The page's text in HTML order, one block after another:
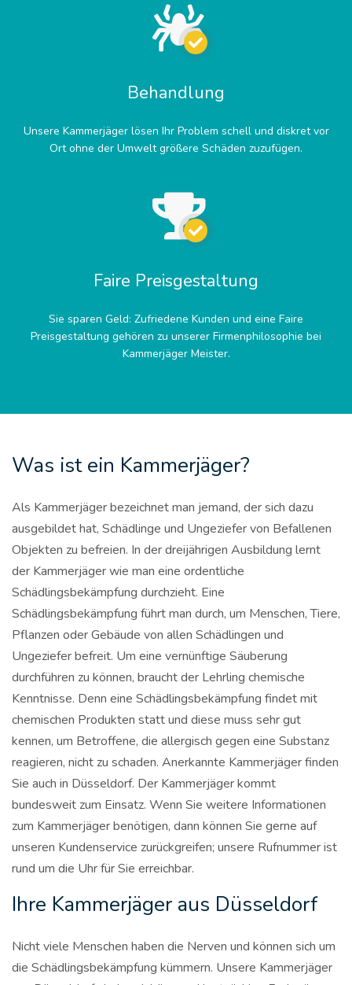
Behandlung
Unsere Kammerjäger lösen Ihr Problem schell und diskret vor
Ort ohne der Umwelt größere Schäden zuzufügen.
Faire Preisgestaltung
Sie sparen Geld: Zufriedene Kunden und eine Faire
Preisgestaltung gehören zu unserer Firmenphilosophie bei
Kammerjäger Meister.
Was ist ein Kammerjäger?
Als Kammerjäger bezeichnet man jemand, der sich dazu
ausgebildet hat, Schädlinge und Ungeziefer von Befallenen
Objekten zu befreien. In der dreijährigen Ausbildung lernt
der Kammerjäger wie man eine ordentliche
Schädlingsbekämpfung durchzieht. Eine
Schädlingsbekämpfung führt man durch, um Menschen, Tiere,
Pflanzen oder Gebäude von allen Schädlingen und
Ungeziefer befreit. Um eine vernünftige Säuberung
durchführen zu können, braucht der Lehrling chemische
Kenntnisse. Denn eine Schädlingsbekämpfung findet mit
chemischen Produkten statt und diese muss sehr gut
kennen, um Betroffene, die allergisch gegen eine Substanz
reagieren, nicht zu schaden. Anerkannte Kammerjäger finden
Sie auch in Düsseldorf. Der Kammerjäger kommt
bundesweit zum Einsatz. Wenn Sie weitere Informationen
zum Kammerjäger benötigen, dann können Sie gerne auf
unseren Kundenservice zurückgreifen; unsere Rufnummer ist
rund um die Uhr für Sie erreichbar.
Ihre Kammerjäger aus Düsseldorf
Nicht viele Menschen haben die Nerven und können sich um
die Schädlingsbekämpfung kümmern. Unsere Kammerjäger